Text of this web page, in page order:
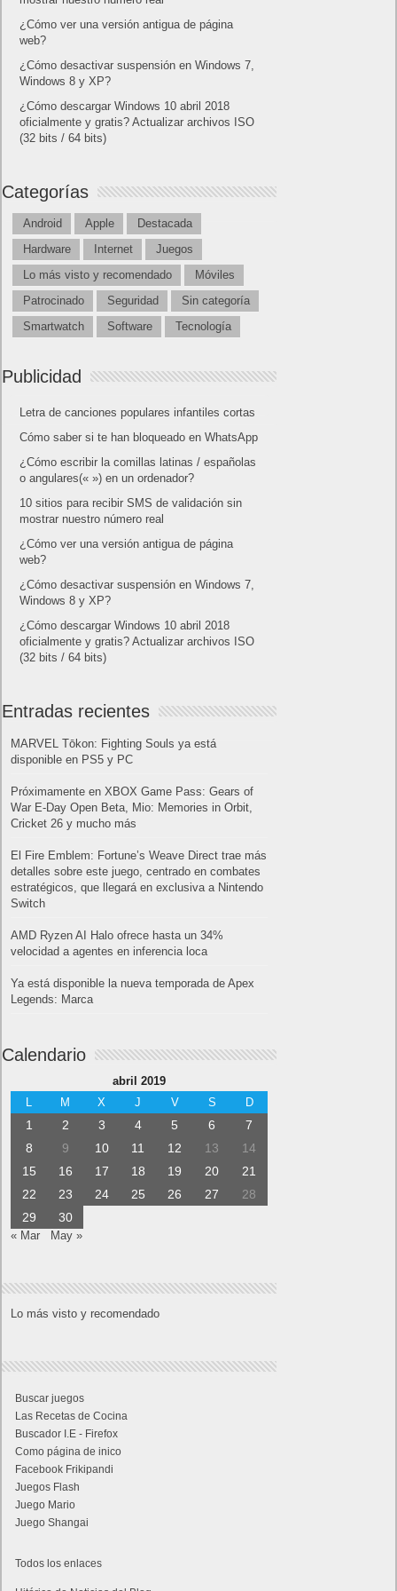
¿Cómo ver una versión antigua de página
web?
¿Cómo desactivar suspensión en Windows 7,
Windows 8 y XP?
¿Cómo descargar Windows 10 abril 2018
oficialmente y gratis? Actualizar archivos ISO
(32 bits / 64 bits)
Categorías
Android Apple
Destacada
Hardware
Internet
Juegos
Lo más visto y recomendado
Móviles
Patrocinado
Seguridad
Sin categoría
Smartwatch
Software Tecnología
Publicidad
Letra de canciones populares infantiles cortas
Cómo saber si te han bloqueado en WhatsApp
¿Cómo escribir la comillas latinas / españolas
o angulares(« ») en un ordenador?
10 sitios para recibir SMS de validación sin
mostrar nuestro número real
¿Cómo ver una versión antigua de página
web?
¿Cómo desactivar suspensión en Windows 7,
Windows 8 y XP?
¿Cómo descargar Windows 10 abril 2018
oficialmente y gratis? Actualizar archivos ISO
(32 bits / 64 bits)
Entradas recientes
MARVEL Tōkon: Fighting Souls ya está
disponible en PS5 y PC
Próximamente en XBOX Game Pass: Gears of
War E-Day Open Beta, Mio: Memories in Orbit,
Cricket 26 y mucho más
El Fire Emblem: Fortune’s Weave Direct trae más
detalles sobre este juego, centrado en combates
estratégicos, que llegará en exclusiva a Nintendo
Switch
AMD Ryzen AI Halo ofrece hasta un 34%
velocidad a agentes en inferencia loca
Ya está disponible la nueva temporada de Apex
Legends: Marca
Calendario
abril 2019
L
M X J V S D
1 2 3 4 5 6
7
8
9 10 11 12 13
14
15
16 17 18 19 20
21
22
23 24 25 26 27
28
29
30
« Mar May »
Lo más visto y recomendado
Buscar juegos
Las Recetas de Cocina
Buscador I.E - Firefox
Como página de inico
Facebook Frikipandi
Juegos Flash
Juego Mario
Juego Shangai
Todos los enlaces